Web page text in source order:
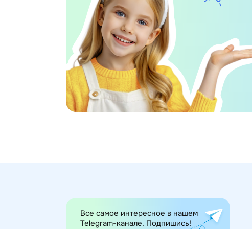
Все самое интересное в нашем
Telegram-канале. Подпишись!